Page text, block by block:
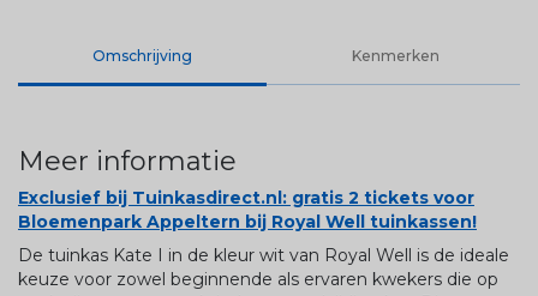
Omschrijving Kenmerken
Meer informatie
Exclusief bij Tuinkasdirect.nl: gratis 2 tickets voor
Bloemenpark Appeltern bij Royal Well tuinkassen!
De tuinkas Kate I in de kleur wit van Royal Well is de ideale
keuze voor zowel beginnende als ervaren kwekers die op